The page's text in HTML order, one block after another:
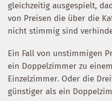
gleichzeitig ausgespielt,
von Preisen die über die
nicht stimmig sind
Ein Fall von unstimmigen
ein Doppelzimmer zu
Einzelzimmer. Oder die
günstiger als ein